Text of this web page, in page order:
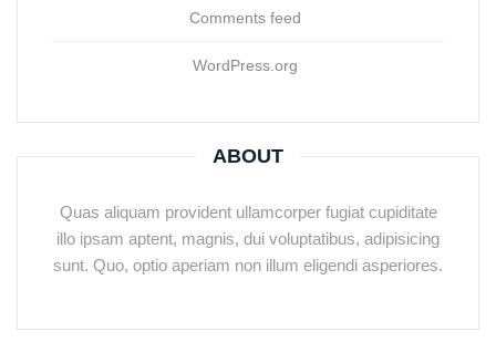
Comments feed
WordPress.org
ABOUT
Quas aliquam provident ullamcorper fugiat cupiditate
illo ipsam aptent, magnis, dui voluptatibus, adipisicing
sunt. Quo, optio aperiam non illum eligendi asperiores.